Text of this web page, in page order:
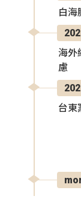
白海
海外
慮
台東